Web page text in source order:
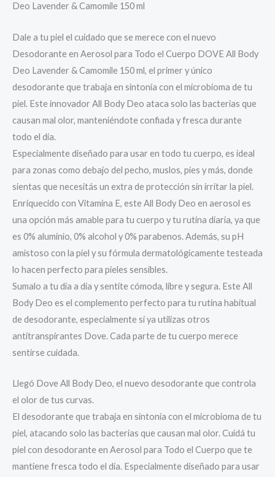
Deo Lavender & Camomile 150 ml
Dale a tu piel el cuidado que se merece con el nuevo
Desodorante en Aerosol para Todo el Cuerpo DOVE All Body
Deo Lavender & Camomile 150 ml, el primer y único
desodorante que trabaja en sintonía con el microbioma de tu
piel. Este innovador All Body Deo ataca solo las bacterias que
causan mal olor, manteniéndote confiada y fresca durante
todo el día.
Especialmente diseñado para usar en todo tu cuerpo, es ideal
para zonas como debajo del pecho, muslos, pies y más, donde
sientas que necesitás un extra de protección sin irritar la piel.
Enriquecido con Vitamina E, este All Body Deo en aerosol es
una opción más amable para tu cuerpo y tu rutina diaria, ya que
es 0% aluminio, 0% alcohol y 0% parabenos. Además, su pH
amistoso con la piel y su fórmula dermatológicamente testeada
lo hacen perfecto para pieles sensibles.
Sumalo a tu día a día y sentite cómoda, libre y segura. Este All
Body Deo es el complemento perfecto para tu rutina habitual
de desodorante, especialmente si ya utilizas otros
antitranspirantes Dove. Cada parte de tu cuerpo merece
sentirse cuidada.
Llegó Dove All Body Deo, el nuevo desodorante que controla
el olor de tus curvas.
El desodorante que trabaja en sintonía con el microbioma de tu
piel, atacando solo las bacterias que causan mal olor. Cuidá tu
piel con desodorante en Aerosol para Todo el Cuerpo que te
mantiene fresca todo el día. Especialmente diseñado para usar